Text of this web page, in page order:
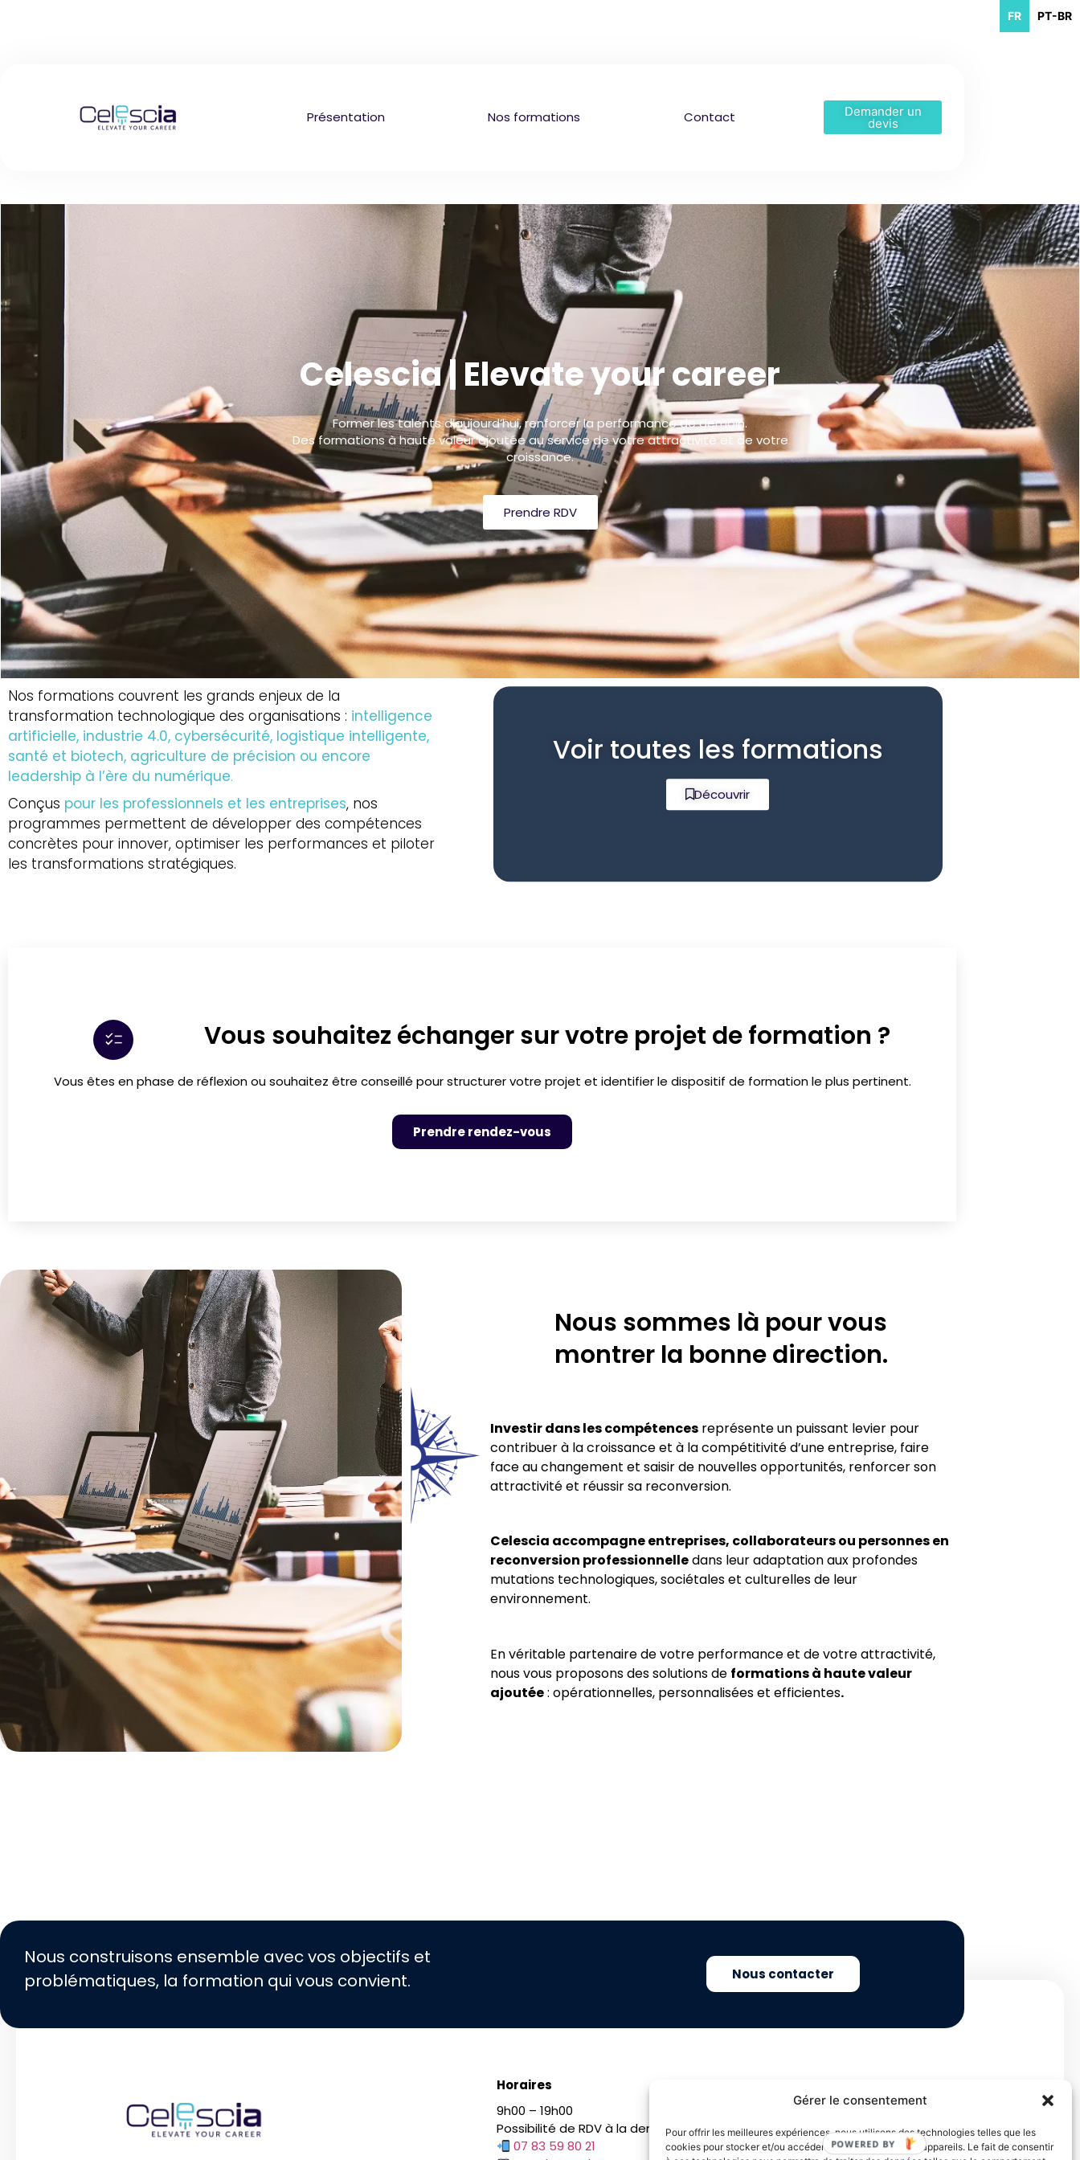
Gérer le consentement
Pour offrir les meilleures expériences, nous utilisons des technologies telles que les
cookies pour stocker et/ou accéder aux informations des appareils. Le fait de consentir
FR PT-BR
Présentation Nos formations Contact Demander un
devis
Celescia | Elevate your career
Former les talents d’aujourd’hui, renforcer la performance de demain.
Des formations à haute valeur ajoutée au service de votre attractivité et de votre
croissance.
Prendre RDV
Nos formations couvrent les grands enjeux de la
transformation technologique des organisations : intelligence
artificielle, industrie 4.0, cybersécurité, logistique intelligente,
santé et biotech, agriculture de précision ou encore
leadership à l’ère du numérique.
Conçus pour les professionnels et les entreprises, nos
programmes permettent de développer des compétences
concrètes pour innover, optimiser les performances et piloter
les transformations stratégiques.
Voir toutes les formations
Découvrir
Vous souhaitez échanger sur votre projet de formation ?
Vous êtes en phase de réflexion ou souhaitez être conseillé pour structurer votre projet et identifier le dispositif de formation le plus pertinent.
Prendre rendez-vous
Nous sommes là pour vous
montrer la bonne direction.
Investir dans les compétences représente un puissant levier pour
contribuer à la croissance et à la compétitivité d’une entreprise, faire
face au changement et saisir de nouvelles opportunités, renforcer son
attractivité et réussir sa reconversion.
Celescia accompagne entreprises, collaborateurs ou personnes en
reconversion professionnelledans leur adaptation aux profondes
mutations technologiques, sociétales et culturelles de leur
environnement.
En véritable partenaire de votre performance et de votre attractivité,
nous vous proposons des solutions de formations à haute valeur
ajoutée: opérationnelles, personnalisées et efficientes.
Nous construisons ensemble avec vos objectifs et
problématiques, la formation qui vous convient.
Nous contacter
Horaires
9h00 – 19h00
Possibilité de RDV à la demande en dehors de ces horaires :
07 83 59 80 21
POWERED BY